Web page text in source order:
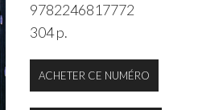
9782246817772
304 p.
ACHETER CE NUMÉRO